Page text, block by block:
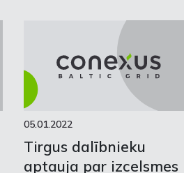
05.01.2022
Tirgus dalībnieku
aptauja par izcelsmes